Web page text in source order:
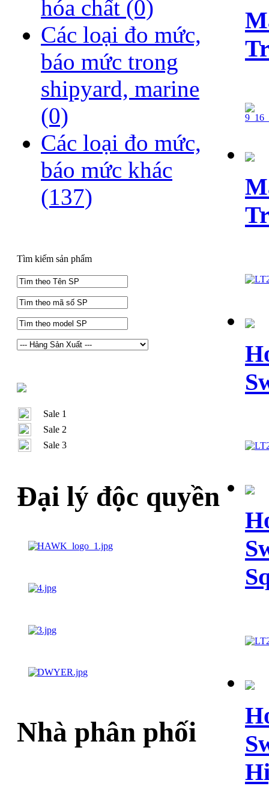
hóa chất (0)
Các loại đo mức,
báo mức trong
shipyard, marine
(0)
Các loại đo mức,
báo mức khác
(137)
Tìm kiếm sản phẩm
Sale 1
Sale 2
Sale 3
Đại lý độc quyền
Nhà phân phối